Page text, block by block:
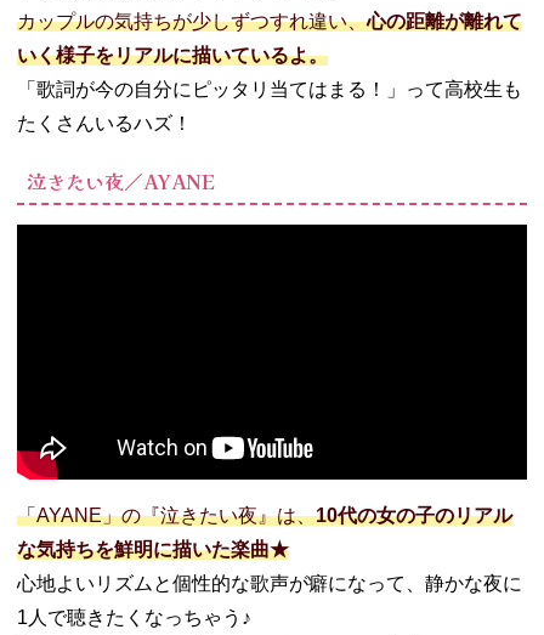
カップルの気持ちが少しずつすれ違い、心の距離が離れて
いく様子をリアルに描いているよ。
「歌詞が今の自分にピッタリ当てはまる！」って高校生も
たくさんいるハズ！
泣きたい夜／AYANE
「AYANE」の『泣きたい夜』は、10代の女の子のリアル
な気持ちを鮮明に描いた楽曲★
心地よいリズムと個性的な歌声が癖になって、静かな夜に
1人で聴きたくなっちゃう♪